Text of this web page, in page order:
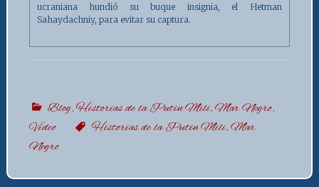
ucraniana hundió su buque insignia, el Hetman
Sahaydachniy, para evitar su captura.
Blog,Historias de la Putin Mili,Mar Negro,
Vídeo
Historias de la Putin Mili,Mar
Negro